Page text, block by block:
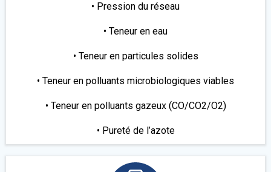
• Pression du réseau
• Teneur en eau
• Teneur en particules solides
• Teneur en polluants microbiologiques viables
• Teneur en polluants gazeux (CO/CO2/O2)
• Pureté de l’azote